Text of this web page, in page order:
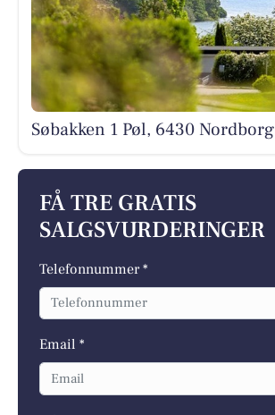
Søbakken 1 Pøl, 6430 Nordborg
FÅ TRE GRATIS
SALGSVURDERINGER
Telefonnummer *
Email *